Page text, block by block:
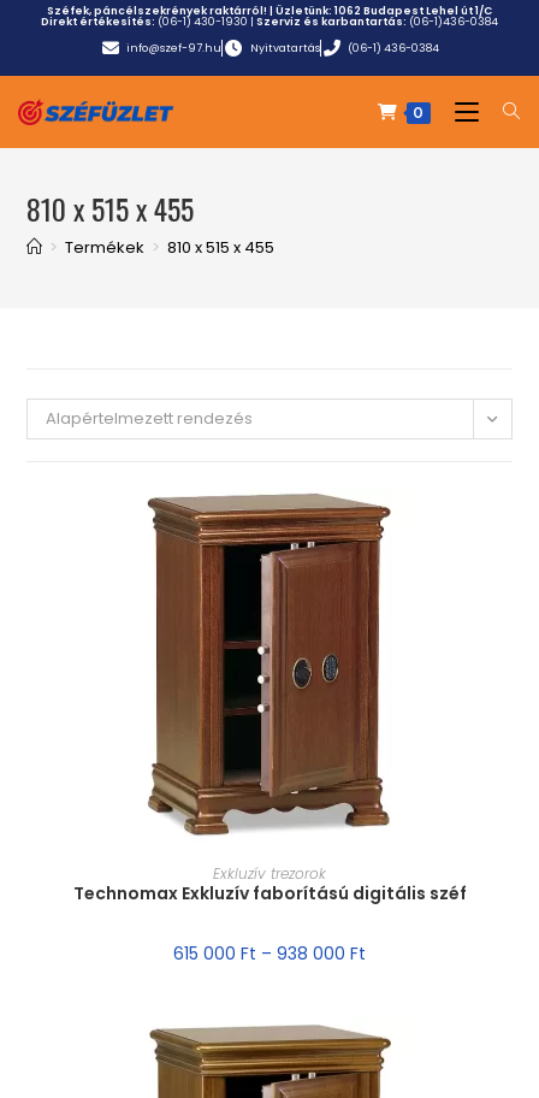
Széfek, páncélszekrények raktárról! | Üzletünk:1062 Budapest Lehel út 1/C
Direkt értékesítés: (06-1) 430-1930 | Szerviz és karbantartás: (06-1)436-0384
info@szef-97.hu
Nyitvatartás (06-1) 436-0384
0
810 x 515 x 455
> Termékek > 810 x 515 x 455
Alapértelmezett rendezés
MÉRET VÁLASZTÁSA
Exkluzív trezorok
Technomax Exkluzív faborítású digitális széf
615 000 Ft – 938 000 Ft